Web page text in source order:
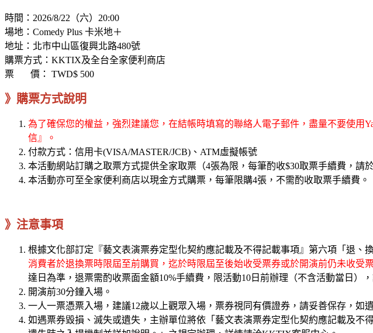
時間：2026/8/22（六）20:00
場地：Comedy Plus 卡米地＋
地址：北市中山區復興北路480號
購票方式：KKTIX及全台全家便利商店
票 價： TWD$ 500
》購票方式說明
為了確保您的權益，強烈建議您，在結帳時填寫的聯絡人電子郵件，盡量不要使用
信』。
付款方式：信用卡(VISA/MASTER/JCB)、ATM虛擬帳號
本活動網站訂購之取票方式提供全家取票（4張為限，每筆酌收$30取票手續費，請
本活動亦可至全家便利商店以現金方式購票，每筆限購4張，不需酌收取票手續費。
》注意事項
根據文化部訂定『藝文表演票券定型化契約應記載及不得記載事項』第六項「退、
消費者於退換票時限屆至前購買，迄於時限屆至後始收受票券或於開演前仍未收受
達日為準，退票需酌收票面金額10%手續費，限活動10日前辦理（不含活動當日）
開演前30分鐘入場。
一人一票憑票入場，建議12歲以上觀眾入場，票券視同有價證券，請妥善保存，如
如遇票券毀損、滅失或遺失，主辦單位將依「藝文表演票券定型化契約應記載及